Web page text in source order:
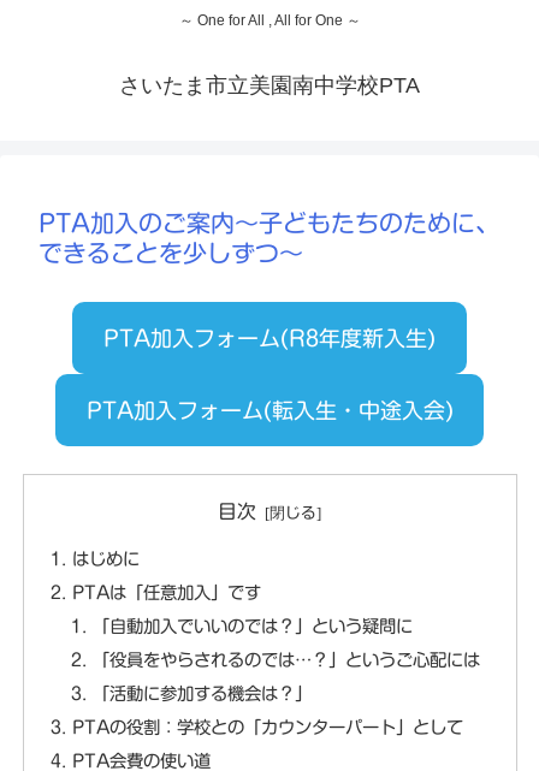
～ One for All , All for One ～
さいたま市立美園南中学校PTA
PTA加入のご案内〜子どもたちのために、
できることを少しずつ〜
PTA加入フォーム(R8年度新入生)
PTA加入フォーム(転入生・中途入会)
目次
はじめに
PTAは「任意加入」です
「自動加入でいいのでは？」という疑問に
「役員をやらされるのでは…？」というご心配には
「活動に参加する機会は？」
PTAの役割：学校との「カウンターパート」として
PTA会費の使い道